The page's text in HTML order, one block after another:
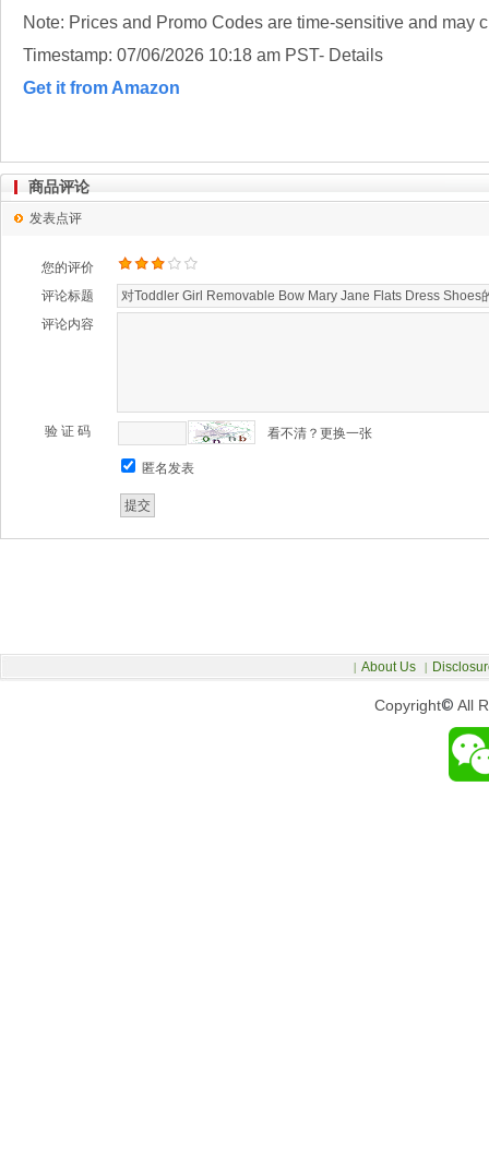
Note: Prices and Promo Codes are time-sensitive and may
Timestamp: 07/06/2026 10:18 am PST- Details
Get it from Amazon
商品评论
发表点评
您的评价
评论标题
评论内容
验 证 码 看不清？更换一张
匿名发表
Copyright© All
| About Us |